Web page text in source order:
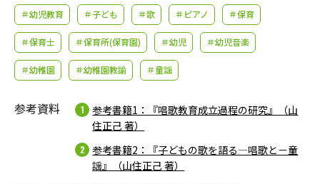
学問の教科書 夢ナビライブ
ユーザーサポート
Ｑ＆Ａ よくあるご質問 大学進学IDについて
受付内容・発送状況の確認
＃幼児教育 ＃子ども ＃歌 ＃ピアノ ＃保育
＃保育士 ＃保育所(保育園) ＃幼児 ＃幼児音楽
＃幼稚園 ＃幼稚園教諭 ＃童謡
参考資料
参考書籍1：『唱歌教育成立過程の研究』（山
住正己 著）
参考書籍2：『子どもの歌を語る―唱歌と－童
謡』（山住正己 著）